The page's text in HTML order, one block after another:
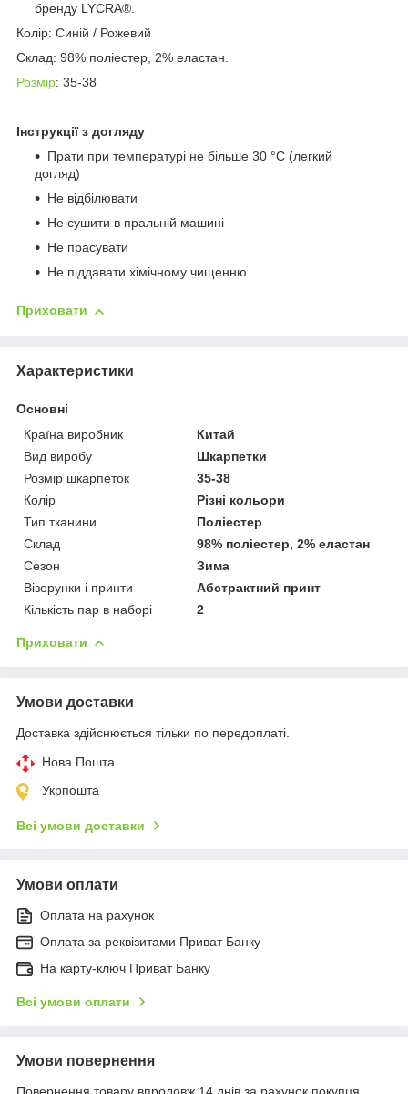
бренду LYCRA®.
Колір: Синій / Рожевий
Склад: 98% поліестер, 2% еластан.
Розмір: 35-38
Інструкції з догляду
Прати при температурі не більше 30 °C (легкий
догляд)
Не відбілювати
Не сушити в пральній машині
Не прасувати
Не піддавати хімічному чищенню
Приховати
Характеристики
Основні
Країна виробник
Китай
Вид виробу
Шкарпетки
Розмір шкарпеток
35-38
Колір
Різні кольори
Тип тканини
Поліестер
Склад
98% поліестер, 2% еластан
Сезон
Зима
Візерунки і принти
Абстрактний принт
Кількість пар в наборі
2
Приховати
Умови доставки
Доставка здійснюється тільки по передоплаті.
Нова Пошта
Укрпошта
Всі умови доставки
Умови оплати
Оплата на рахунок
Оплата за реквізитами Приват Банку
На карту-ключ Приват Банку
Всі умови оплати
Умови повернення
Повернення товару впродовж 14 днів за рахунок покупця